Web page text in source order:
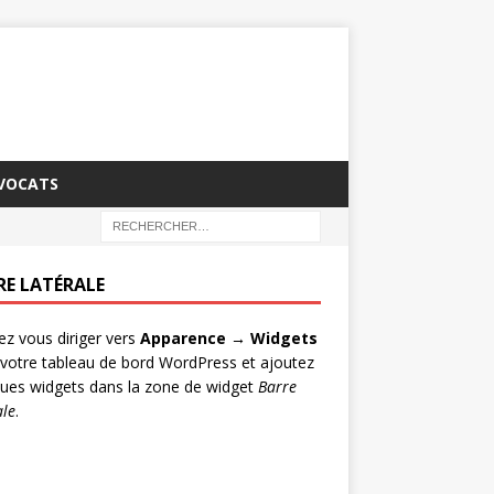
LATÉRALE
vous diriger vers Apparence → Widgets
tableau de bord WordPress et ajoutez
widgets dans la zone de widget Barre
.